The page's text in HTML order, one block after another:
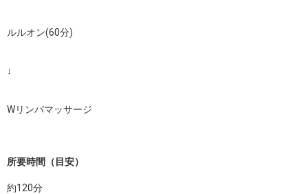
ルルオン(60分)
↓
Wリンパマッサージ
所要時間（目安）
約120分